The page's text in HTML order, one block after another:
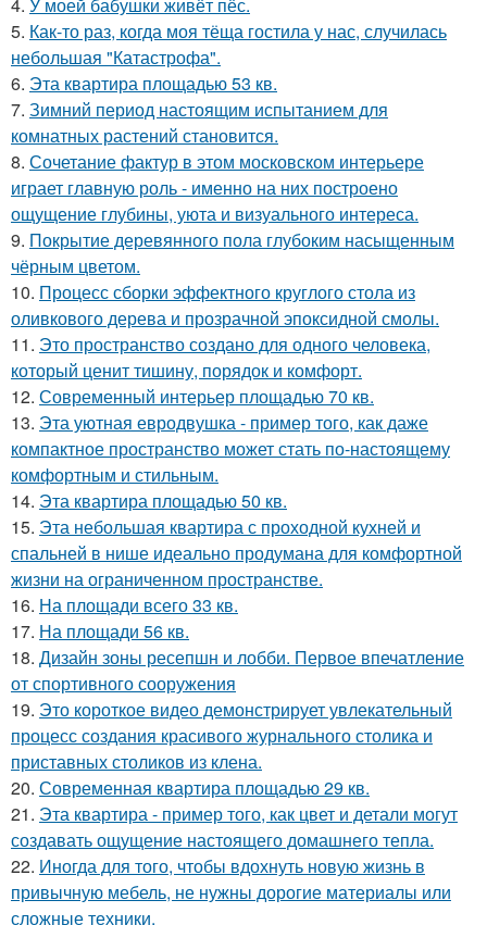
5. Как-то раз, когда моя тёща гостила у нас, случилась
небольшая "Катастрофа".
6. Эта квартира площадью 53 кв.
7. Зимний период настоящим испытанием для
комнатных растений становится.
8. Сочетание фактур в этом московском интерьере
играет главную роль - именно на них построено
ощущение глубины, уюта и визуального интереса.
9. Покрытие деревянного пола глубоким насыщенным
чёрным цветом.
10. Процесс сборки эффектного круглого стола из
оливкового дерева и прозрачной эпоксидной смолы.
11. Это пространство создано для одного человека,
который ценит тишину, порядок и комфорт.
12. Современный интерьер площадью 70 кв.
13. Эта уютная евродвушка - пример того, как даже
компактное пространство может стать по-настоящему
комфортным и стильным.
14. Эта квартира площадью 50 кв.
15. Эта небольшая квартира с проходной кухней и
спальней в нише идеально продумана для комфортной
жизни на ограниченном пространстве.
16. На площади всего 33 кв.
17. На площади 56 кв.
18. Дизайн зоны ресепшн и лобби. Первое впечатление
от спортивного сооружения
19. Это короткое видео демонстрирует увлекательный
процесс создания красивого журнального столика и
приставных столиков из клена.
20. Современная квартира площадью 29 кв.
21. Эта квартира - пример того, как цвет и детали могут
создавать ощущение настоящего домашнего тепла.
22. Иногда для того, чтобы вдохнуть новую жизнь в
привычную мебель, не нужны дорогие материалы или
сложные техники.